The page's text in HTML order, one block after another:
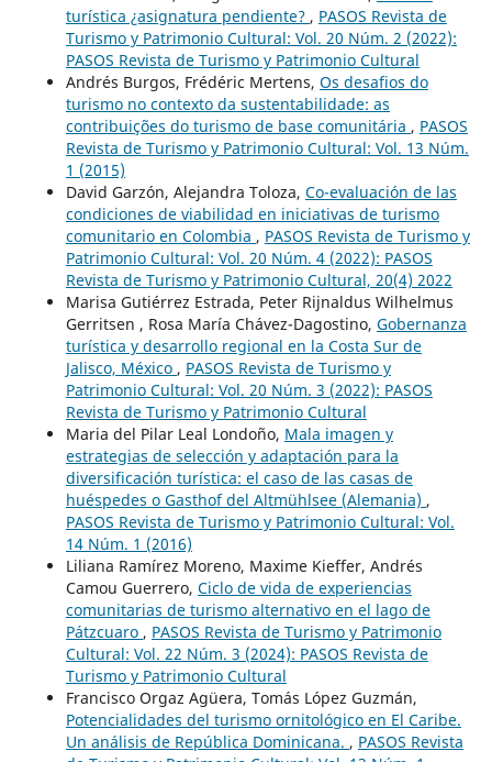
turística ¿asignatura pendiente? , PASOS Revista de
Turismo y Patrimonio Cultural: Vol. 20 Núm. 2 (2022):
PASOS Revista de Turismo y Patrimonio Cultural
Andrés Burgos, Frédéric Mertens, Os desafios do
turismo no contexto da sustentabilidade: as
contribuições do turismo de base comunitária , PASOS
Revista de Turismo y Patrimonio Cultural: Vol. 13 Núm.
1 (2015)
David Garzón, Alejandra Toloza, Co-evaluación de las
condiciones de viabilidad en iniciativas de turismo
comunitario en Colombia , PASOS Revista de Turismo y
Patrimonio Cultural: Vol. 20 Núm. 4 (2022): PASOS
Revista de Turismo y Patrimonio Cultural, 20(4) 2022
Marisa Gutiérrez Estrada, Peter Rijnaldus Wilhelmus
Gerritsen , Rosa María Chávez-Dagostino, Gobernanza
turística y desarrollo regional en la Costa Sur de
Jalisco, México , PASOS Revista de Turismo y
Patrimonio Cultural: Vol. 20 Núm. 3 (2022): PASOS
Revista de Turismo y Patrimonio Cultural
Maria del Pilar Leal Londoño, Mala imagen y
estrategias de selección y adaptación para la
diversificación turística: el caso de las casas de
huéspedes o Gasthof del Altmühlsee (Alemania) ,
PASOS Revista de Turismo y Patrimonio Cultural: Vol.
14 Núm. 1 (2016)
Liliana Ramírez Moreno, Maxime Kieffer, Andrés
Camou Guerrero, Ciclo de vida de experiencias
comunitarias de turismo alternativo en el lago de
Pátzcuaro , PASOS Revista de Turismo y Patrimonio
Cultural: Vol. 22 Núm. 3 (2024): PASOS Revista de
Turismo y Patrimonio Cultural
Francisco Orgaz Agüera, Tomás López Guzmán,
Potencialidades del turismo ornitológico en El Caribe.
Un análisis de República Dominicana. , PASOS Revista